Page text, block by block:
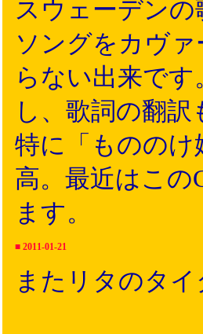
スウェーデン
ソングをカヴ
らない出来で
し、歌詞の翻
特に「もののけ
高。最近はこ
ます。
■ 2011-01-21
またリタのタ